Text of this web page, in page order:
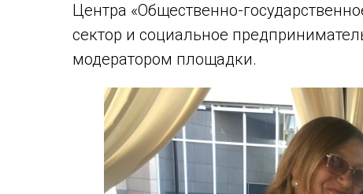
Центра «Общественно-
сектор и социальное
модератором площадки.